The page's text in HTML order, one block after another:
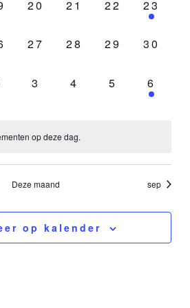
0
20
0
evenementen,
21
0
22
1
23
0
27
0
28
0
29
0
30
0
3
0
evenementen,
4
0
5
1
6
op deze dag.
Deze maand sep
op kalender